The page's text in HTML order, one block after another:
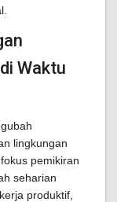
Waktu
lingkungan
pemikiran
seharian
produktif,